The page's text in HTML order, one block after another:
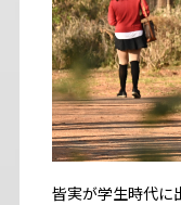
皆実が学生時代に